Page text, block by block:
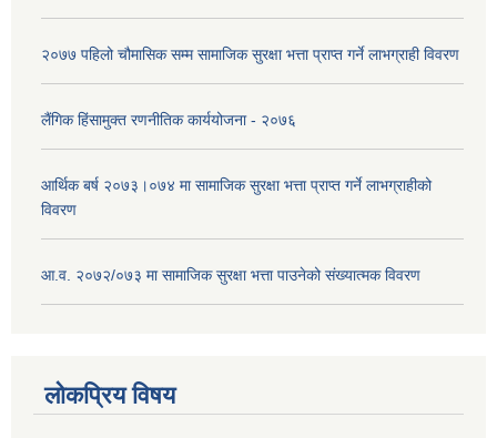
२०७७ पहिलो चौमासिक सम्म सामाजिक सुरक्षा भत्ता प्राप्त गर्ने लाभग्राही विवरण
लैंगिक हिंसामुक्त रणनीतिक कार्ययोजना - २०७६
आर्थिक बर्ष २०७३।०७४ मा सामाजिक सुरक्षा भत्ता प्राप्त गर्ने लाभग्राहीको
विवरण
आ.व. २०७२/०७३ मा सामाजिक सुरक्षा भत्ता पाउनेको संख्यात्मक विवरण
लोकप्रिय विषय